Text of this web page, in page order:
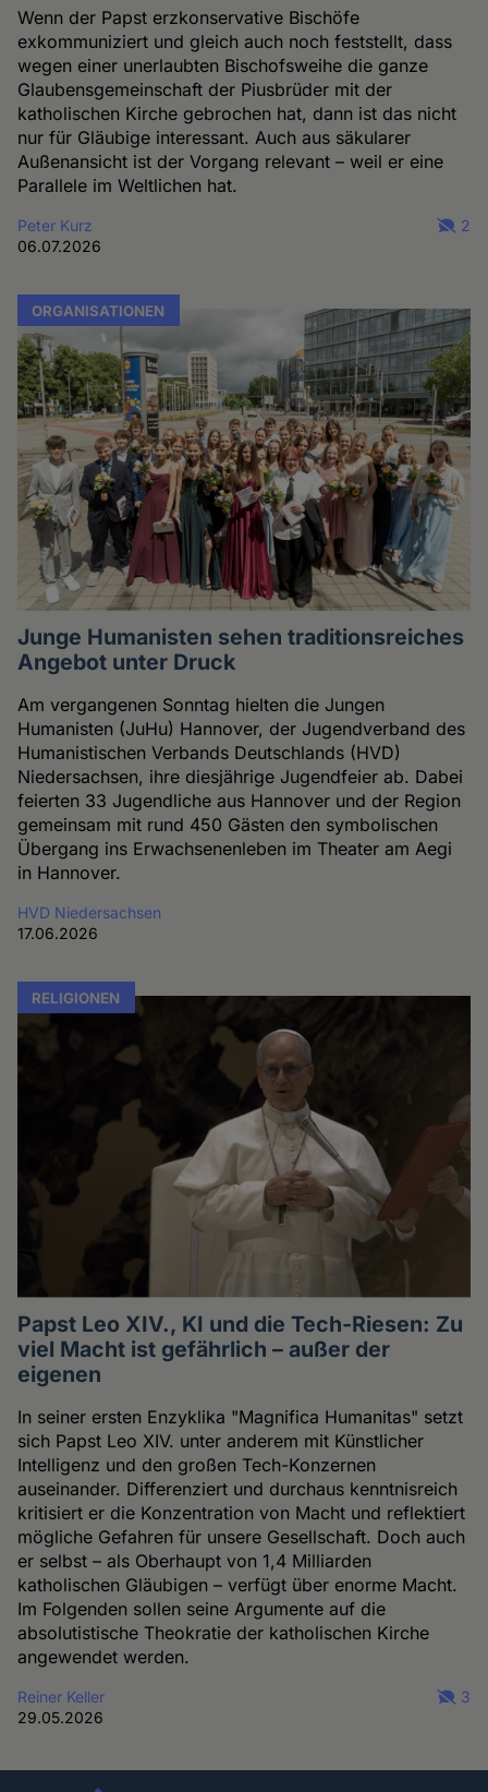
Wenn der Papst erzkonservative Bischöfe
exkommuniziert und gleich auch noch feststellt, dass
wegen einer unerlaubten Bischofsweihe die ganze
Glaubensgemeinschaft der Piusbrüder mit der
katholischen Kirche gebrochen hat, dann ist das nicht
nur für Gläubige interessant. Auch aus säkularer
Außenansicht ist der Vorgang relevant – weil er eine
Parallele im Weltlichen hat.
Peter Kurz
06.07.2026
2
ORGANISATIONEN
Junge Humanisten sehen traditionsreiches
Angebot unter Druck
Am vergangenen Sonntag hielten die Jungen
Humanisten (JuHu) Hannover, der Jugendverband des
Humanistischen Verbands Deutschlands (HVD)
Niedersachsen, ihre diesjährige Jugendfeier ab. Dabei
feierten 33 Jugendliche aus Hannover und der Region
gemeinsam mit rund 450 Gästen den symbolischen
Übergang ins Erwachsenenleben im Theater am Aegi
in Hannover.
HVD Niedersachsen
17.06.2026
RELIGIONEN
Papst Leo XIV., KI und die Tech-Riesen: Zu
viel Macht ist gefährlich – außer der
eigenen
In seiner ersten Enzyklika "Magnifica Humanitas" setzt
sich Papst Leo XIV. unter anderem mit Künstlicher
Intelligenz und den großen Tech-Konzernen
auseinander. Differenziert und durchaus kenntnisreich
kritisiert er die Konzentration von Macht und reflektiert
mögliche Gefahren für unsere Gesellschaft. Doch auch
er selbst – als Oberhaupt von 1,4 Milliarden
katholischen Gläubigen – verfügt über enorme Macht.
Im Folgenden sollen seine Argumente auf die
absolutistische Theokratie der katholischen Kirche
angewendet werden.
Reiner Keller
29.05.2026
3